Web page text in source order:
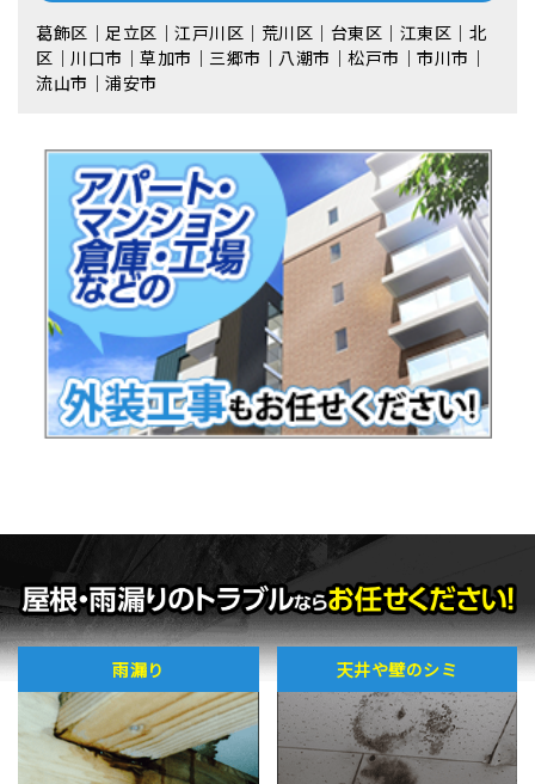
葛飾区｜足立区｜江戸川区｜荒川区｜台東区｜江東区｜北
区｜川口市｜草加市｜三郷市｜八潮市｜松⼾市｜市川市｜
流⼭市｜浦安市
雨漏り 天井や壁のシミ